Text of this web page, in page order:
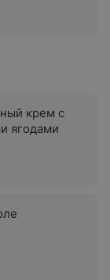
крем с
ягодами